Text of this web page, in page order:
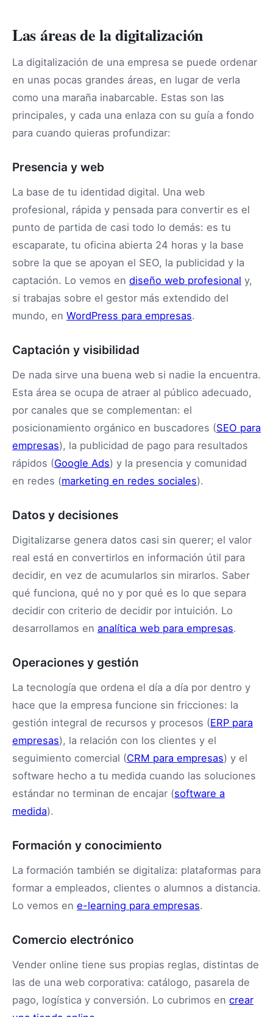
Las áreas de la digitalización
La digitalización de una empresa se puede ordenar
en unas pocas grandes áreas, en lugar de verla
como una maraña inabarcable. Estas son las
principales, y cada una enlaza con su guía a fondo
para cuando quieras profundizar:
Presencia y web
La base de tu identidad digital. Una web
profesional, rápida y pensada para convertir es el
punto de partida de casi todo lo demás: es tu
escaparate, tu oficina abierta 24 horas y la base
sobre la que se apoyan el SEO, la publicidad y la
captación. Lo vemos en diseño web profesional y,
si trabajas sobre el gestor más extendido del
mundo, en WordPress para empresas.
Captación y visibilidad
De nada sirve una buena web si nadie la encuentra.
Esta área se ocupa de atraer al público adecuado,
por canales que se complementan: el
posicionamiento orgánico en buscadores (SEO para
empresas), la publicidad de pago para resultados
rápidos (Google Ads) y la presencia y comunidad
en redes (marketing en redes sociales).
Datos y decisiones
Digitalizarse genera datos casi sin querer; el valor
real está en convertirlos en información útil para
decidir, en vez de acumularlos sin mirarlos. Saber
qué funciona, qué no y por qué es lo que separa
decidir con criterio de decidir por intuición. Lo
desarrollamos en analítica web para empresas.
Operaciones y gestión
La tecnología que ordena el día a día por dentro y
hace que la empresa funcione sin fricciones: la
gestión integral de recursos y procesos (ERP para
empresas), la relación con los clientes y el
seguimiento comercial (CRM para empresas) y el
software hecho a tu medida cuando las soluciones
estándar no terminan de encajar (software a
medida).
Formación y conocimiento
La formación también se digitaliza: plataformas para
formar a empleados, clientes o alumnos a distancia.
Lo vemos en e-learning para empresas.
Comercio electrónico
Vender online tiene sus propias reglas, distintas de
las de una web corporativa: catálogo, pasarela de
pago, logística y conversión. Lo cubrimos en crear